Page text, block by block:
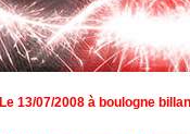
Le 13/07/2008 à boulogne